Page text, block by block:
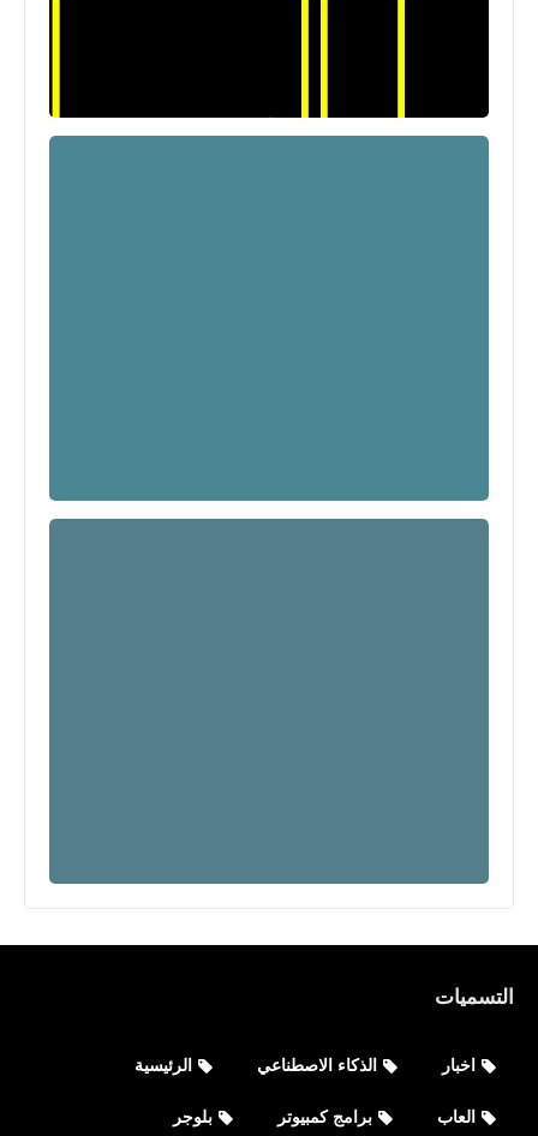
كيفية علاج فقر الدم بالغذاء
التسميات
اخبار الذكاء الاصطناعي الرئيسية
العاب برامج كمبيوتر بلوجر